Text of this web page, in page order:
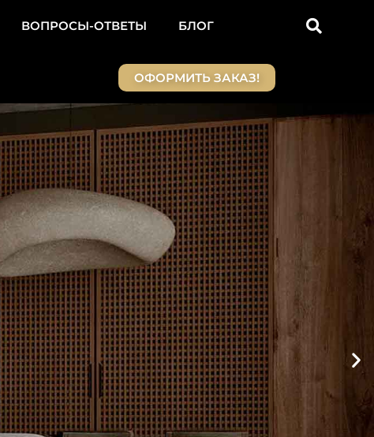
ВОПРОСЫ-ОТВЕТЫ БЛОГ
ОФОРМИТЬ ЗАКАЗ!